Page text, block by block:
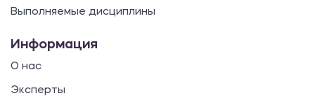
Выполняемые дисциплины
Информация
О нас
Эксперты